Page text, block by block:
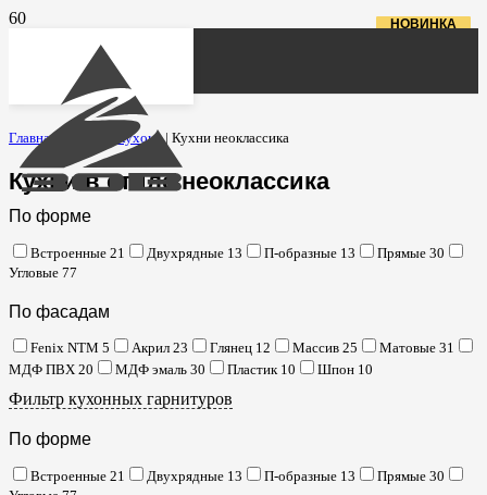
Главная Каталог кухонь| Кухни неоклассика
Кухни в стиле неоклассика
По форме
Встроенные 21 Двухрядные 13 П-образные 13 Прямые 30
Угловые 77
По фасадам
Fenix NTM 5 Акрил 23 Глянец 12 Массив 25 Матовые 31
МДФ ПВХ 20 МДФ эмаль 30 Пластик 10 Шпон 10
Фильтр кухонных гарнитуров
По форме
Встроенные 21 Двухрядные 13 П-образные 13 Прямые 30
НОВИНКА
НОВИНКА
НОВИНКА